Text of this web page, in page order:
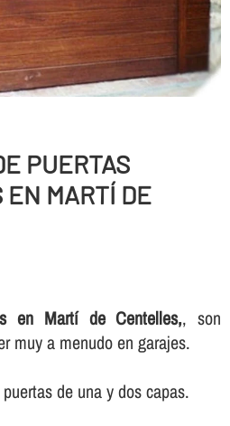
PUERTAS
MARTÍ DE
en Martí de Centelles,, son
muy a menudo en garajes.
de una y dos capas.